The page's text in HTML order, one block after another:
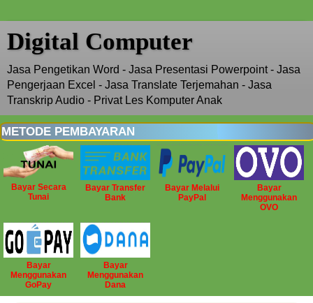
Digital Computer
Jasa Pengetikan Word - Jasa Presentasi Powerpoint - Jasa
Pengerjaan Excel - Jasa Translate Terjemahan - Jasa
Transkrip Audio - Privat Les Komputer Anak
METODE PEMBAYARAN
Bayar Secara
Tunai
Bayar Transfer
Bank
Bayar Melalui
PayPal
Bayar
Menggunakan
OVO
Bayar
Menggunakan
GoPay
Bayar
Menggunakan
Dana